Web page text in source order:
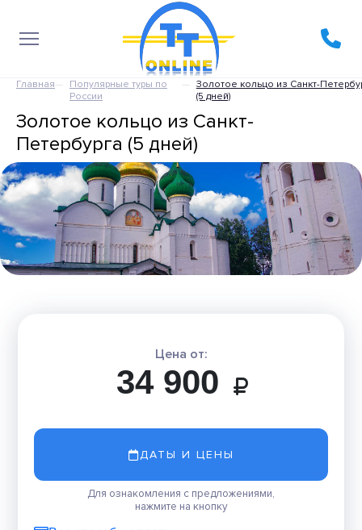
Главная
Популярные туры по
России
Золотое кольцо из Санкт-
(5 дней)
Золотое кольцо из Санкт-
Петербурга (5 дней)
Цена от:
34 900
ДАТЫ И ЦЕНЫ
Для ознакомления с предложениями,
нажмите на кнопку